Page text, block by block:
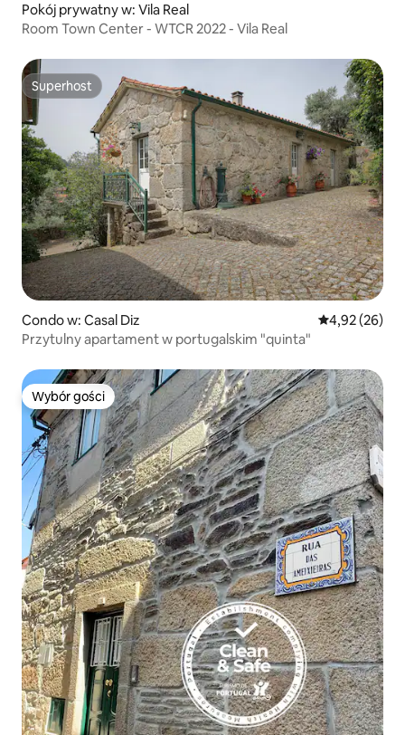
Pokój prywatny w: Vila Real
Room Town Center - WTCR 2022 - Vila Real
Superhost
Superhost
Condo w: Casal Diz Średnia
4,92 (26)
Przytulny apartament w portugalskim "quinta"
Wybór gości
Wybór gości